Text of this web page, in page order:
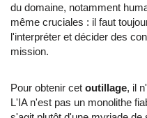
du domaine, notamment
même cruciales : il faut
l'interpréter et décider des
mission.
Pour obtenir cet outillage, il
L'IA n'est pas un monolithe